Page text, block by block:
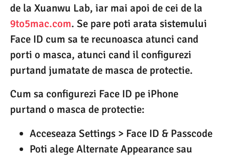
de la Xuanwu Lab, iar mai apoi de cei de la
9to5mac.com. Se pare poti arata sistemului
Face ID cum sa te recunoasca atunci cand
porti o masca, atunci cand il configurezi
purtand jumatate de masca de protectie.
Cum sa configurezi Face ID pe iPhone
purtand o masca de protectie:
Acceseaza Settings > Face ID & Passcode
Poti alege Alternate Appearance sau